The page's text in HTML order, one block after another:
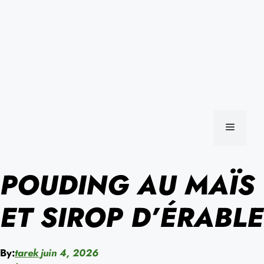
MENU
POUDING AU MAÏS
ET SIROP D’ÉRABLE
By:tarekjuin 4, 2026